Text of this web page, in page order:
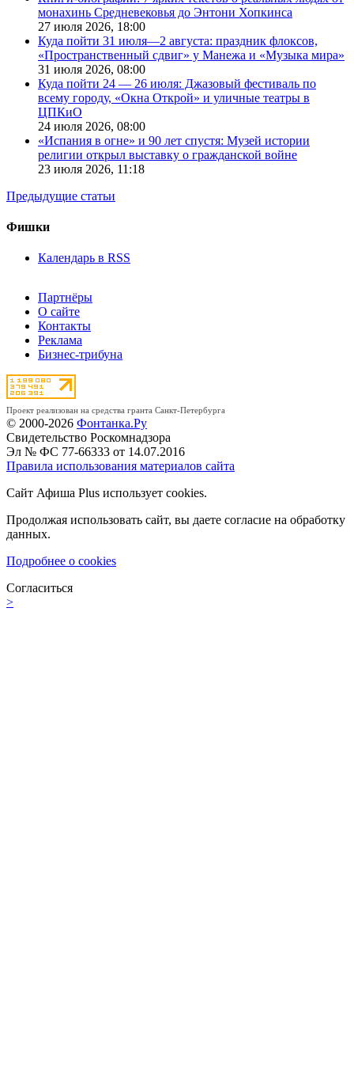
монахинь Средневековья до Энтони Хопкинса
27 июля 2026, 18:00
Куда пойти 31 июля—2 августа: праздник флоксов,
«Пространственный сдвиг» у Манежа и «Музыка мира»
31 июля 2026, 08:00
Куда пойти 24 — 26 июля: Джазовый фестиваль по
всему городу, «Окна Открой» и уличные театры в
ЦПКиО
24 июля 2026, 08:00
«Испания в огне» и 90 лет спустя: Музей истории
религии открыл выставку о гражданской войне
23 июля 2026, 11:18
Предыдущие статьи
Фишки
Календарь в RSS
Партнёры
О сайте
Контакты
Реклама
Бизнес-трибуна
Проект реализован на средства гранта Санкт-Петербурга
© 2000-2026 Фонтанка.Ру
Свидетельство Роскомнадзора
Эл № ФС 77-66333 от 14.07.2016
Правила использования материалов сайта
Сайт Афиша Plus использует cookies.
Продолжая использовать сайт, вы даете согласие на обработку
данных.
Подробнее о cookies
Согласиться
>